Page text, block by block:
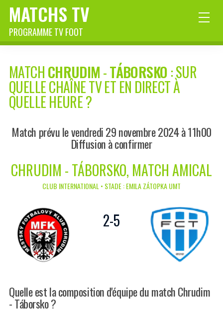
MATCHS TV
PROGRAMME TV FOOT
MATCHCHRUDIM-TÁBORSKO: SUR
QUELLE CHAÎNE TV ET EN DIRECT À
QUELLE HEURE ?
Match prévu le vendredi 29 novembre 2024 à 11h00
Diffusion à confirmer
CHRUDIM - TÁBORSKO, MATCH AMICAL
CLUB INTERNATIONAL • STADE : EMILA ZÁTOPKA UMT
2-5
Quelle est la composition d'équipe du match Chrudim
- Táborsko ?